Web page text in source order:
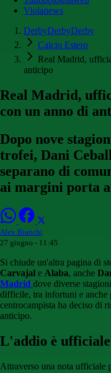
Violanews
DerbyDerbyDerby
Calcio Estero
Real Madrid,
anticipo
Real Madrid,
con un anno di
Dopo nove
trofei, Dani
separano di
ai margini porta
Alex Bianchi
27 giugno - 11:45
Si chiude un'altra pagina di
Carvajal e Alaba, anche
Madrid dove diverse
difficile, tra infortuni e anche
centrocampista ha deciso di
anticipo.
L'addio è
Attraverso una nota ufficiale